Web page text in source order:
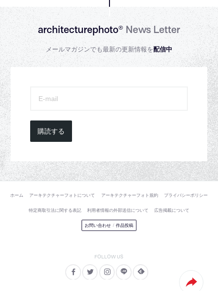
architecturephoto®News Letter
メールマガジンでも最新の更新情報を配信中
購読する
ホーム アーキテクチャーフォトについて アーキテクチャーフォト規約 プライバシーポリシー
特定商取引法に関する表記 利用者情報の外部送信について 広告掲載について
お問い合わせ / 作品投稿